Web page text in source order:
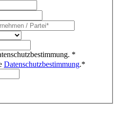
*
Datenschutzbestimmung.*